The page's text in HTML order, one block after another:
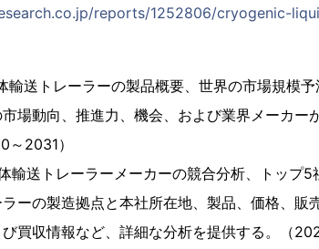
reports/1252806/cryogenic-
輸送トレーラーの製品概要、世界の市場規模
場動向、推進力、機会、および業界メーカー
2031）
輸送トレーラーメーカーの競合分析、トップ
ーの製造拠点と本社所在地、製品、価格、販
買収情報など、詳細な分析を提供する。（